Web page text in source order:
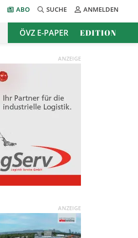
ABO SUCHE ANMELDEN
ÖVZ E-PAPER EDITION
ANZEIGE
ANZEIGE